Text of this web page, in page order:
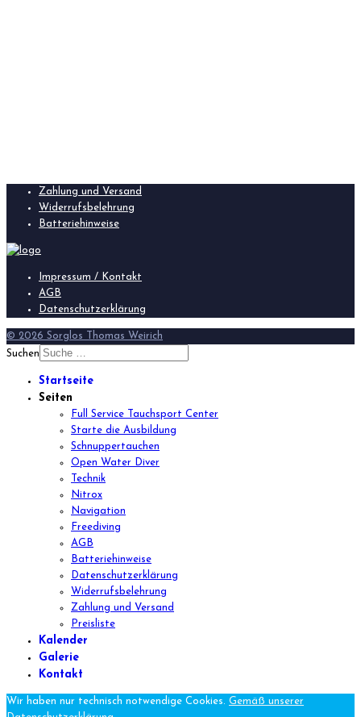
Zahlung und Versand
Widerrufsbelehrung
Batteriehinweise
Impressum / Kontakt
AGB
Datenschutzerklärung
© 2026 Sorglos Thomas Weirich
Suchen
Startseite
Seiten
Full Service Tauchsport Center
Starte die Ausbildung
Schnuppertauchen
Open Water Diver
Technik
Nitrox
Navigation
Freediving
AGB
Batteriehinweise
Datenschutzerklärung
Widerrufsbelehrung
Zahlung und Versand
Preisliste
Kalender
Galerie
Kontakt
Wir haben nur technisch notwendige Cookies. Gemäß unserer